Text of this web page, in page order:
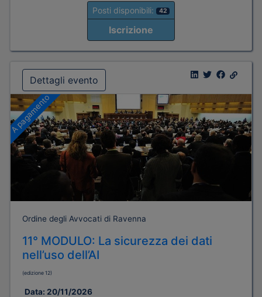
Posti disponibili: 42
Iscrizione
Dettagli evento
A pagamento
Ordine degli Avvocati di Ravenna
11° MODULO: La sicurezza dei dati
nell’uso dell’AI
(edizione 12)
Data: 20/11/2026